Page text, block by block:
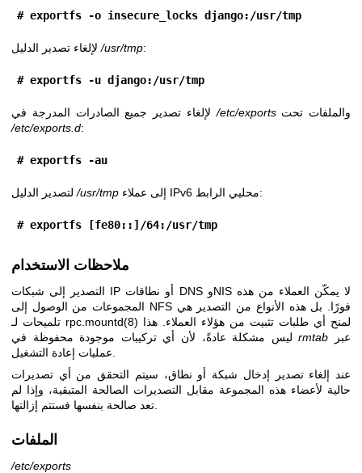
# exportfs -o insecure_locks django:/usr/tmp
لإلغاء تصدير الدليل/usr/tmp:
# exportfs -u django:/usr/tmp
لإلغاء تصدير جميع الصادرات المدرجة في/etc/exports والملفات تحت
/etc/exports.d:
# exportfs -au
لتصدير الدليل/usr/tmp إلى عملاء IPv6 محليي الرابط:
# exportfs [fe80::]/64:/usr/tmp
ملاحظات الاستخدام
التصدير إلى شبكات IP أو نطاقات DNS وNIS لا يمكّن العملاء من هذه
المجموعات من الوصول إلى NFS فورًا. بل هذه الأنواع من التصدير هي
rpc.mountd(8)
ليس مشكلة عادةً، لأن أي تركيبات موجودة محفوظة فيrmtab
عند إلغاء تصدير إدخال شبكة أو نطاق، سيتم التحقق من أي تصديرات
حالية لأعضاء هذه المجموعة مقابل التصديرات الصالحة المتبقية، وإذا لم
تعد صالحة بنفسها فستتم إزالتها.
الملفات
/etc/exports